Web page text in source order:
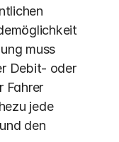
muss
Debit- oder
Fahrer
jede
den